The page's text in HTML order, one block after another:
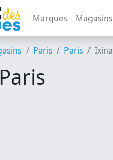
Marques Magasins
Paris Paris Ixina